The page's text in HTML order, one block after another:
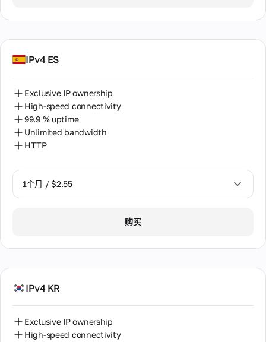
IPv4 ES
Exclusive IP ownership
High-speed connectivity
99.9 % uptime
Unlimited bandwidth
HTTP
1个月 / $2.55
购买
IPv4 KR
Exclusive IP ownership
High-speed connectivity